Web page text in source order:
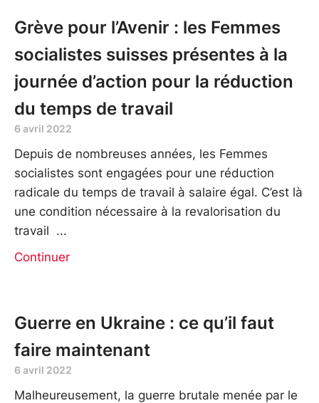
Grève pour l’Avenir : les Femmes
socialistes suisses présentes à la
journée d’action pour la réduction
du temps de travail
6 avril 2022
Depuis de nombreuses années, les Femmes
socialistes sont engagées pour une réduction
radicale du temps de travail à salaire égal. C’est là
une condition nécessaire à la revalorisation du
travail
Continuer
Guerre en Ukraine : ce qu’il faut
faire maintenant
6 avril 2022
Malheureusement, la guerre brutale menée par le